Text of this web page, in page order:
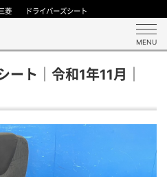
菱 ドライバーズシート
MENU
ト｜令和1年11月｜